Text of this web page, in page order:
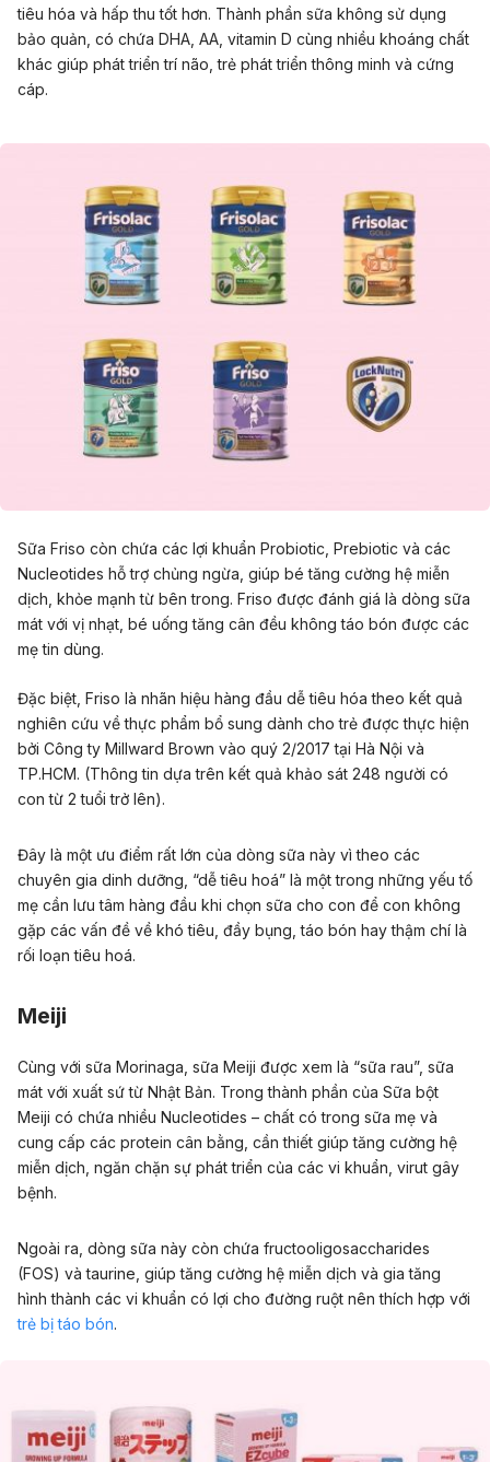
tiêu hóa và hấp thu tốt hơn. Thành phần sữa không sử dụng
bảo quản, có chứa DHA, AA, vitamin D cùng nhiều khoáng chất
khác giúp phát triển trí não, trẻ phát triển thông minh và cứng
cáp.
Sữa Friso còn chứa các lợi khuẩn Probiotic, Prebiotic và các
Nucleotides hỗ trợ chủng ngừa, giúp bé tăng cường hệ miễn
dịch, khỏe mạnh từ bên trong. Friso được đánh giá là dòng sữa
mát với vị nhạt, bé uống tăng cân đều không táo bón được các
mẹ tin dùng.
Đặc biệt, Friso là nhãn hiệu hàng đầu dễ tiêu hóa theo kết quả
nghiên cứu về thực phẩm bổ sung dành cho trẻ được thực hiện
bởi Công ty Millward Brown vào quý 2/2017 tại Hà Nội và
TP.HCM. (Thông tin dựa trên kết quả khảo sát 248 người có
con từ 2 tuổi trở lên).
Đây là một ưu điểm rất lớn của dòng sữa này vì theo các
chuyên gia dinh dưỡng, “dễ tiêu hoá” là một trong những yếu tố
mẹ cần lưu tâm hàng đầu khi chọn sữa cho con để con không
gặp các vấn đề về khó tiêu, đầy bụng, táo bón hay thậm chí là
rối loạn tiêu hoá.
Meiji
Cùng với sữa Morinaga, sữa Meiji được xem là “sữa rau”, sữa
mát với xuất sứ từ Nhật Bản. Trong thành phần của Sữa bột
Meiji có chứa nhiều Nucleotides – chất có trong sữa mẹ và
cung cấp các protein cân bằng, cần thiết giúp tăng cường hệ
miễn dịch, ngăn chặn sự phát triển của các vi khuẩn, virut gây
bệnh.
Ngoài ra, dòng sữa này còn chứa fructooligosaccharides
(FOS) và taurine, giúp tăng cường hệ miễn dịch và gia tăng
hình thành các vi khuẩn có lợi cho đường ruột nên thích hợp với
trẻ bị táo bón.